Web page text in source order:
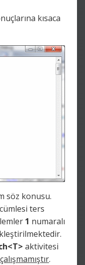
kısaca
söz konusu.
cümlesi ters
1 numaralı
aktivitesi
çalışmamıştır.